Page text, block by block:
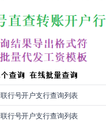
行号开户支行查询列表
行号开户支行查询列表